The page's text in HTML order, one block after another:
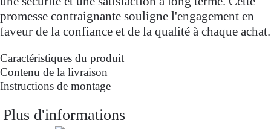
promesse contraignante souligne l'engagement en
faveur de la confiance et de la qualité à chaque achat.
Caractéristiques du produit
Contenu de la livraison
Instructions de montage
Plus d'informations